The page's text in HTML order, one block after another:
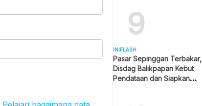
9
INIFLASH
Pasar Sepinggan Terbakar,
Disdag Balikpapan Kebut
Pendataan dan Siapkan